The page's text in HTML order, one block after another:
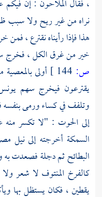
، فقال الملاحون : إن فيكم
نراه من غير ريح ولا سبب
هذا فإذا رأيناه نقترع ،
خير من غرق الكل ،
ص:
أولى بالمعصية
يقترعون فيخرج سهم
وتلفف في كساء ورمى بنفسه
إلى الحوت : "لا تكسر
السمكة أخرجته إلىنيل
البطائحثمدجلةفصعدت به
كالفرخ المنتوف لا شعر
يقطين ، فكان يستظل بها